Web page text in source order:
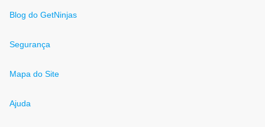
Blog do GetNinjas
Segurança
Mapa do Site
Ajuda